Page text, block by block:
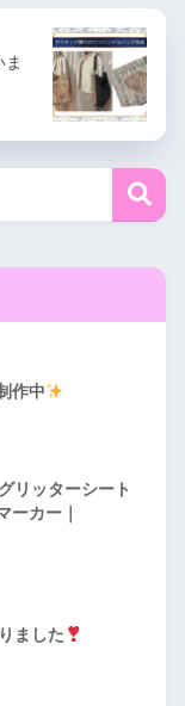
作中
リッターシート
ーカー｜
ました